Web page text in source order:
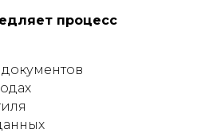
процесс